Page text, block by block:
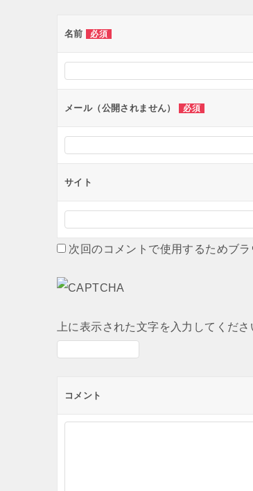
ー
ョ
ン
名前 必須
メール（公開されません） 必須
サイト
次回のコメントで使用するためブ
上に表示された文字を入力してくださ
コメント